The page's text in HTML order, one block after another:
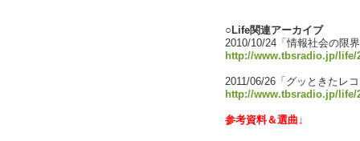
○Life関連アーカイブ
2010/10/24「情報社会の限
http://www.tbsradio.jp/life/
2011/06/26「グッときたレ
http://www.tbsradio.jp/life/
参考資料＆選曲↓